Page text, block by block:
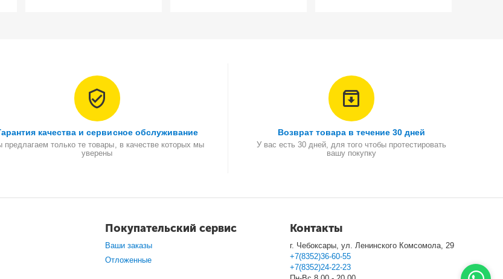
качества и сервисное обслуживание
предлагаем только те товары, в качестве которых мы
уверены
Возврат товара в течение 30 дней
У вас есть 30 дней, для того чтобы протестировать
вашу покупку
Покупательский сервис
Ваши заказы
Отложенные
Контакты
г. Чебоксары, ул. Ленинского Комсомола, 29
+7(8352)36-60-55
+7(8352)24-22-23